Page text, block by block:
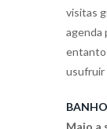
visitas
agenda
entanto
usufruir
Maio a